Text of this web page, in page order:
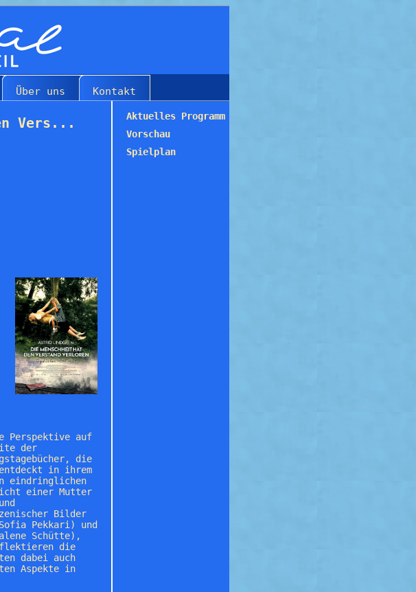
Über uns Kontakt
Vers...
Perspektive auf
der
die
in ihrem
eindringlichen
einer Mutter
Bilder
Pekkari) und
Schütte),
die
dabei auch
Aspekte in
Aktuelles Programm
Vorschau
Spielplan